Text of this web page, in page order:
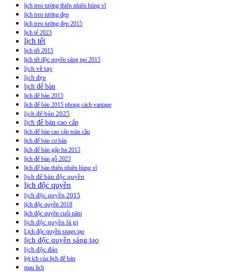
lịch treo tường thiên nhiên hùng vĩ
lịch treo tường đẹp
lịch treo tường đẹp 2015
lịch tế 2023
lịch tết
lịch tết 2015
lịch tết độc quyền sáng tạo 2015
lịch vẽ tay
lịch đẹp
lịch để bàn
lịch để bàn 2015
lịch để bàn 2015 phong cách vantage
lịch để bàn 2025
lịch để bàn cao cấp
lịch để bàn cao cấp toàn cầu
lịch để bàn cơ bản
lịch để bàn gấp ba 2015
lịch để bàn gỗ 2023
lịch để bàn thiên nhiên hùng vĩ
lịch để bàn độc quyền
lịch độc quyền
lịch độc quyền 2015
lịch độc quyền 2018
lịch độc quyền cuối năm
lịch độc quyền là gì
Lịch độc quyền snags tạo
lịch độc quyền sáng tạo
lịch độc đáo
lợi ích của lịch để bàn
mau lich